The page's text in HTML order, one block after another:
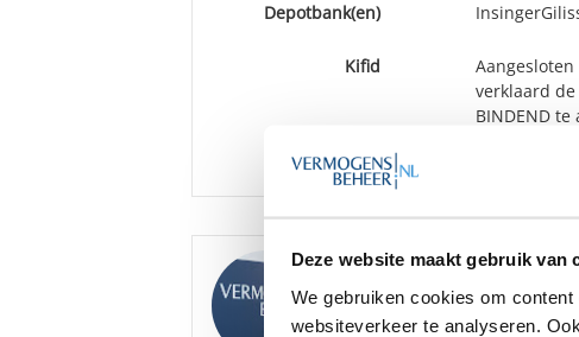
Deze website maakt gebruik van
We gebruiken cookies om
websiteverkeer te analyseren.
Depotbank(en)
Kifid
verklaard
BINDEND
Vestiging(en)
Goedemorgen ,
We hebben diverse
beschikbaar, onder andere